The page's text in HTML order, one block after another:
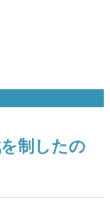
制したの